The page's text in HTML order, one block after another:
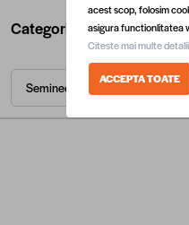
Categorii utile
Seminee Seminee pe lemne
acest scop, folosim
asigura functionlitatea
Citeste mai multe
ACCEPTA TOATE